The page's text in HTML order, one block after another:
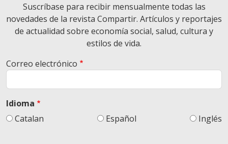
Suscríbase para recibir mensualmente todas las
novedades de la revista Compartir. Artículos y reportajes
de actualidad sobre economía social, salud, cultura y
estilos de vida.
Correo electrónico
Idioma
Catalan
Español Inglés